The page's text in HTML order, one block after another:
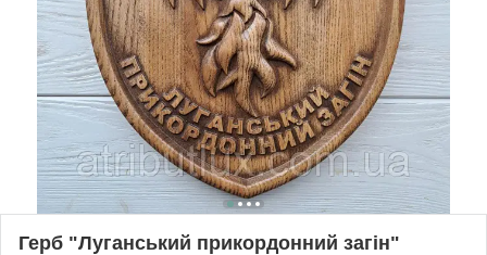
Герб "Луганський прикордонний загін"